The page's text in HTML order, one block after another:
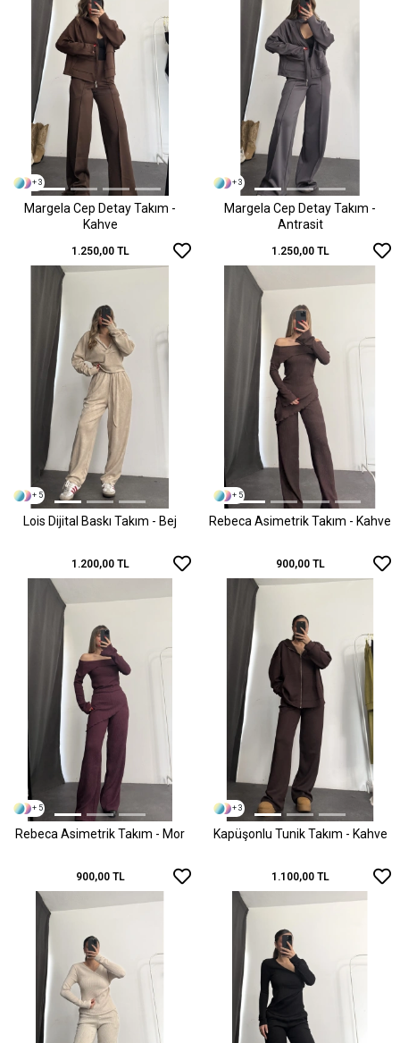
+ 3
Margela Cep Detay Takım -
Kahve
1.250,00 TL
+ 3
Margela Cep Detay Takım -
Antrasit
1.250,00 TL
+ 5
Lois Dijital Baskı Takım - Bej
1.200,00 TL
+ 5
Rebeca Asimetrik Takım - Kahve
900,00 TL
+ 5
Rebeca Asimetrik Takım - Mor
900,00 TL
+ 3
Kapüşonlu Tunik Takım - Kahve
1.100,00 TL